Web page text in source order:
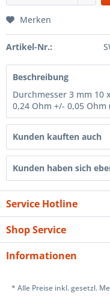
Merken
Artikel-Nr.:
Beschreibung
Durchmesser 3 mm 10
0,24 Ohm +/- 0,05 Ohm
Kunden kauften auch
Kunden haben sich
Service Hotline
Shop Service
Informationen
* Alle Preise inkl. gesetzl.